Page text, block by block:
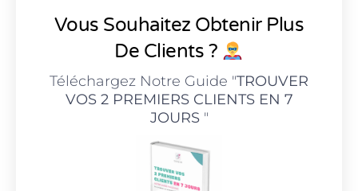
Vous Souhaitez Obtenir Plus
De Clients ?
Téléchargez Notre Guide "TROUVER
VOS 2 PREMIERS CLIENTS EN 7
JOURS"